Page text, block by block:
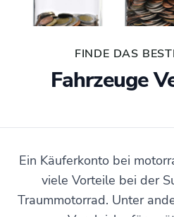
FINDE DAS
Fahrzeuge
Ein Käuferkonto bei
viele Vorteile bei der
Traummotorrad. Unter